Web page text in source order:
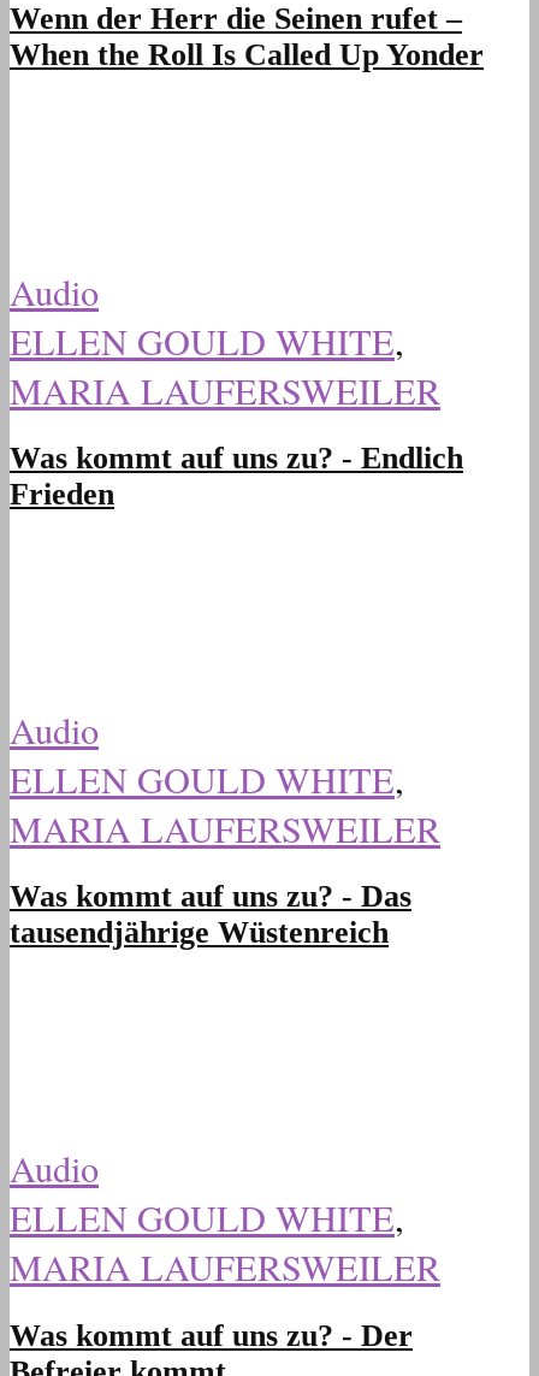
Wenn der Herr die Seinen rufet –
When the Roll Is Called Up Yonder
Audio
ELLEN GOULD WHITE,
MARIA LAUFERSWEILER
Was kommt auf uns zu? - Endlich
Frieden
Audio
ELLEN GOULD WHITE,
MARIA LAUFERSWEILER
Was kommt auf uns zu? - Das
tausendjährige Wüstenreich
Audio
ELLEN GOULD WHITE,
MARIA LAUFERSWEILER
Was kommt auf uns zu? - Der